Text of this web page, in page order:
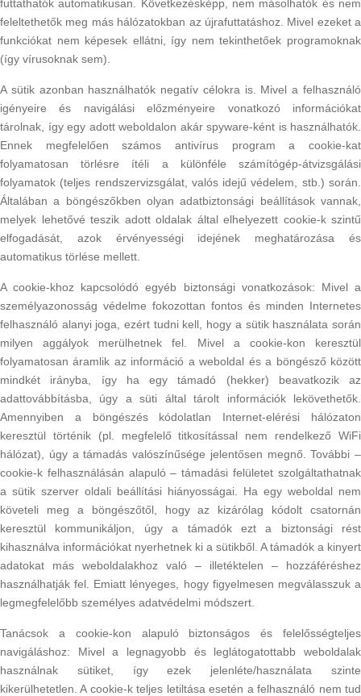
futtathatók automatikusan. Következésképp, nem másolhatók és nem
feleltethetők meg más hálózatokban az újrafuttatáshoz. Mivel ezeket a
funkciókat nem képesek ellátni, így nem tekinthetőek programoknak
(így vírusoknak sem).
A sütik azonban használhatók negatív célokra is. Mivel a felhasználó
igényeire és navigálási előzményeire vonatkozó információkat
tárolnak, így egy adott weboldalon akár spyware-ként is használhatók.
Ennek megfelelően számos antivírus program a cookie-kat
folyamatosan törlésre ítéli a különféle számítógép-átvizsgálási
folyamatok (teljes rendszervizsgálat, valós idejű védelem, stb.) során.
Általában a böngészőkben olyan adatbiztonsági beállítások vannak,
melyek lehetővé teszik adott oldalak által elhelyezett cookie-k szintű
elfogadását, azok érvényességi idejének meghatározása és
automatikus törlése mellett.
A cookie-khoz kapcsolódó egyéb biztonsági vonatkozások: Mivel a
személyazonosság védelme fokozottan fontos és minden Internetes
felhasználó alanyi joga, ezért tudni kell, hogy a sütik használata során
milyen aggályok merülhetnek fel. Mivel a cookie-kon keresztül
folyamatosan áramlik az információ a weboldal és a böngésző között
mindkét irányba, így ha egy támadó (hekker) beavatkozik az
adattovábbításba, úgy a süti által tárolt információk lekövethetők.
Amennyiben a böngészés kódolatlan Internet-elérési hálózaton
keresztül történik (pl. megfelelő titkosítással nem rendelkező WiFi
hálózat), úgy a támadás valószínűsége jelentősen megnő. További –
cookie-k felhasználásán alapuló – támadási felületet szolgáltathatnak
a sütik szerver oldali beállítási hiányosságai. Ha egy weboldal nem
követeli meg a böngészőtől, hogy az kizárólag kódolt csatornán
keresztül kommunikáljon, úgy a támadók ezt a biztonsági rést
kihasználva információkat nyerhetnek ki a sütikből. A támadók a kinyert
adatokat más weboldalakhoz való – illetéktelen – hozzáféréshez
használhatják fel. Emiatt lényeges, hogy figyelmesen megválasszuk a
legmegfelelőbb személyes adatvédelmi módszert.
Tanácsok a cookie-kon alapuló biztonságos és felelősségteljes
navigáláshoz: Mivel a legnagyobb és leglátogatottabb weboldalak
használnak sütiket, így ezek jelenléte/használata szinte
kikerülhetetlen. A cookie-k teljes letiltása esetén a felhasználó nem tud